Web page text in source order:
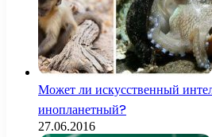
Может ли искусственный
инопланетный?
27.06.2016